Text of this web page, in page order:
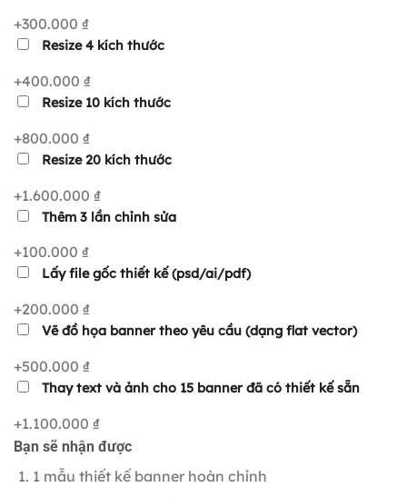
+300.000 ₫
Resize 4 kích thước
+400.000 ₫
Resize 10 kích thước
+800.000 ₫
Resize 20 kích thước
+1.600.000 ₫
Thêm 3 lần chỉnh sửa
+100.000 ₫
Lấy file gốc thiết kế (psd/ai/pdf)
+200.000 ₫
Vẽ đồ họa banner theo yêu cầu (dạng flat vector)
+500.000 ₫
Thay text và ảnh cho 15 banner đã có thiết kế sẵn
+1.100.000 ₫
Bạn sẽ nhận được
1 mẫu thiết kế banner hoàn chỉnh